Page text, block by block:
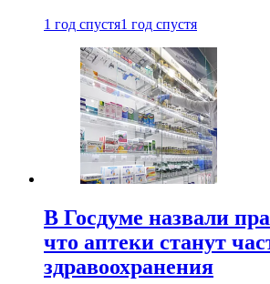
1 год спустя1 год спустя
В Госдуме назвали
что аптеки станут
здравоохранения